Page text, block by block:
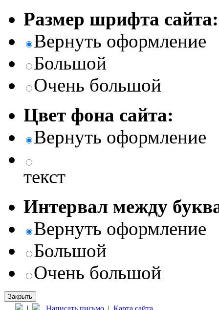
Размер шрифта сайта:
Вернуть оформление
Большой
Очень большой
Цвет фона сайта:
Вернуть оформление
текст
Интервал между
Вернуть оформление
Большой
Очень большой
Закрыть
| Написать письмо | Карта сайта